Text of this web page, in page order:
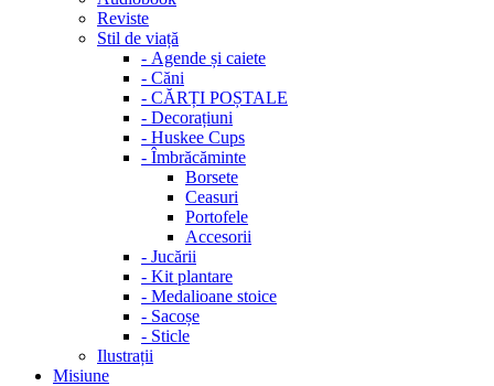
Reviste
Stil de viață
- Agende și caiete
- Căni
- CĂRȚI POȘTALE
- Decorațiuni
- Huskee Cups
- Îmbrăcăminte
Borsete
Ceasuri
Portofele
Accesorii
- Jucării
- Kit plantare
- Medalioane stoice
- Sacoșe
- Sticle
Ilustrații
Misiune